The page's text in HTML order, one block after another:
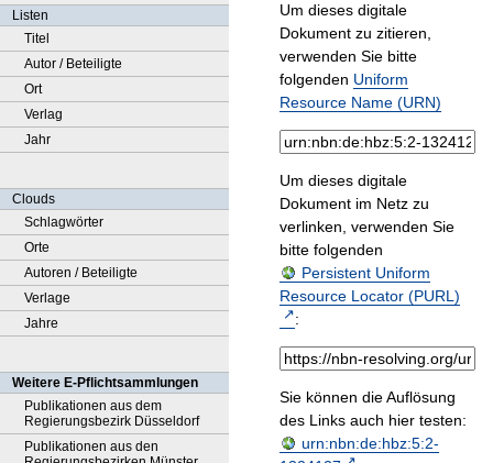
Listen
Titel
Autor / Beteiligte
Ort
Verlag
Jahr
Clouds
Schlagwörter
Orte
Autoren / Beteiligte
Verlage
Jahre
Weitere E-Pflichtsammlungen
Publikationen aus dem
Regierungsbezirk Düsseldorf
Publikationen aus den
Um dieses digitale
Dokument zu zitieren,
verwenden Sie bitte
folgenden Uniform
Resource Name (URN)
Um dieses digitale
Dokument im Netz zu
verlinken, verwenden Sie
bitte folgenden
Persistent Uniform
Resource Locator (PURL)
:
Sie können die Auflösung
des Links auch hier testen:
urn:nbn:de:hbz:5:2-